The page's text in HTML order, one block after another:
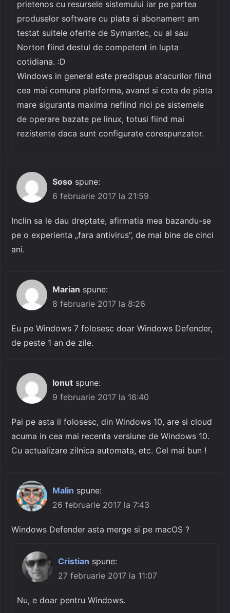
prietenos cu resursele sistemului iar pe partea
produselor software cu plata si abonament am
testat suitele oferite de Symantec, cu al sau
Norton fiind destul de competent in lupta
cotidiana. :D
Windows in general este predispus atacurilor fiind
cea mai comuna platforma, avand si cota de piata
mare siguranta maxima nefiind nici pe sistemele
de operare bazate pe linux, totusi fiind mai
rezistente daca sunt configurate corespunzator.
Soso spune:
6 februarie 2017 la 21:59
Inclin sa le dau dreptate, afirmatia mea bazandu-se
pe o experienta „fara antivirus”, de mai bine de cinci
ani.
Marian spune:
8 februarie 2017 la 8:26
Eu pe Windows 7 folosesc doar Windows Defender,
de peste 1 an de zile.
Ionut spune:
9 februarie 2017 la 16:40
Pai pe asta il folosesc, din Windows 10, are si cloud
acuma in cea mai recenta versiune de Windows 10.
Cu actualizare zilnica automata, etc. Cel mai bun !
Malin spune:
26 februarie 2017 la 7:43
Windows Defender asta merge si pe macOS ?
Cristian spune:
27 februarie 2017 la 11:07
Nu, e doar pentru Windows.